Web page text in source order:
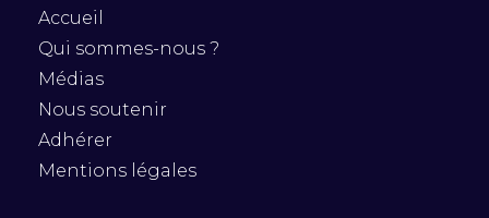
Accueil
Qui sommes-nous ?
Médias
Nous soutenir
Adhérer
Mentions légales